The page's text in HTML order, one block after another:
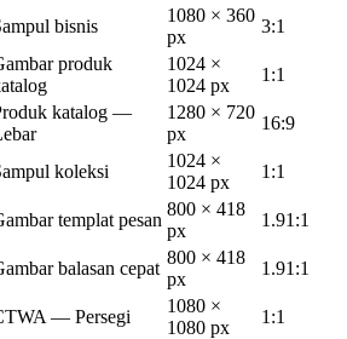
bisnis
1080 × 360
px
3:1
produk
1024 ×
1024 px
1:1
katalog —
1280 × 720
px
16:9
koleksi
1024 ×
1024 px
1:1
templat pesan
800 × 418
px
1.91:1
balasan cepat
800 × 418
px
1.91:1
— Persegi
1080 ×
1080 px
1:1